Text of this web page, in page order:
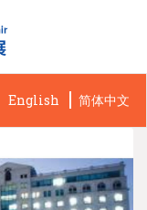
English 简体中文